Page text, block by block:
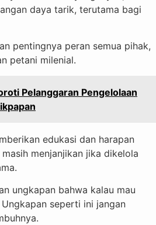
daya tarik, terutama bagi
pentingnya peran semua pihak,
petani milenial.
Pelanggaran Pengelolaan
edukasi dan harapan
menjanjikan jika dikelola
ungkapan bahwa kalau mau
seperti ini jangan